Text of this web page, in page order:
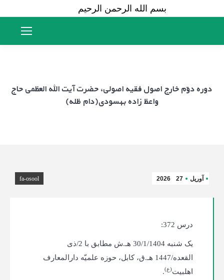
بسم الله الرحمن الرحیم
دوره دوّم خارج اصول فقیه اصولی، حضرت آیت الله العظمی حاج
واعظ زاده بهسودی(دام ظله)
آوریل 27
2026
fa-osool
درس 372:
یک‌ شنبه 30/1/1404 هـ.ش مطابق با 2/ذی
القعده/1447 هـ.ق، کابل، حوزه علمیّه دارالمعارف
اهلبیت(ع).